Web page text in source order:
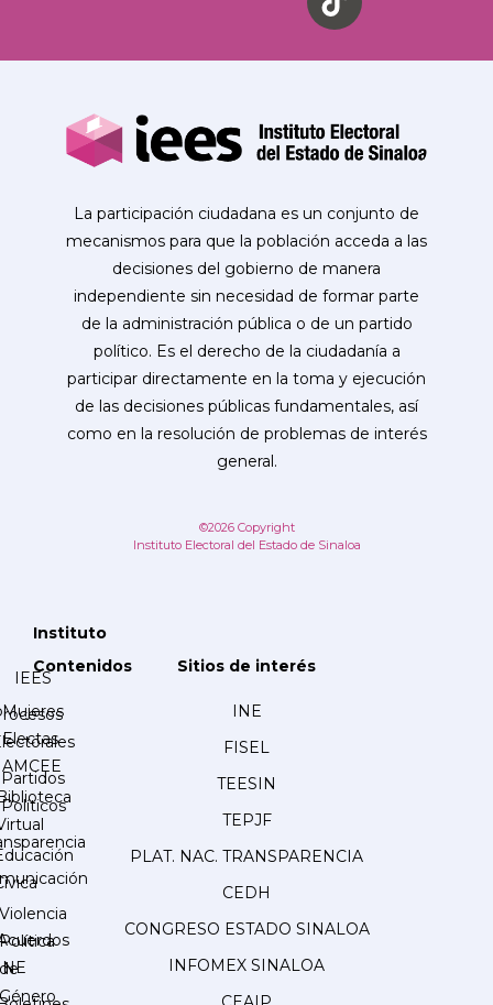
La participación ciudadana es un conjunto de
mecanismos para que la población acceda a las
decisiones del gobierno de manera
independiente sin necesidad de formar parte
de la administración pública o de un partido
político. Es el derecho de la ciudadanía a
participar directamente en la toma y ejecución
de las decisiones públicas fundamentales, así
como en la resolución de problemas de interés
general.
©2026 Copyright
Instituto Electoral del Estado de Sinaloa
Instituto
IEES
Partidos
Políticos
Contenidos
Mujeres
Electas
AMCEE
Violencia
Política
de
Género
Sitios de interés
INE
FISEL
TEESIN
TEPJF
PLAT. NAC. TRANSPARENCIA
CEDH
CONGRESO ESTADO SINALOA
INFOMEX SINALOA